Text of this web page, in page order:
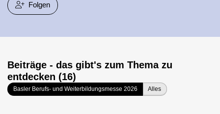
Folgen
Beiträge - das gibt's zum Thema zu
entdecken (16)
Basler Berufs- und Weiterbildungsmesse 2026 Alles